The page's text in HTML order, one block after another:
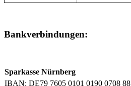
Bankverbindungen:
Sparkasse Nürnberg
IBAN: DE79 7605 0101 0190 0708 88